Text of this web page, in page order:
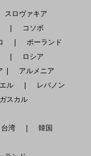
スロヴァキア
コソボ
ポーランド
ロシア
アルメニア
ル
レバノン
スカル
湾
韓国